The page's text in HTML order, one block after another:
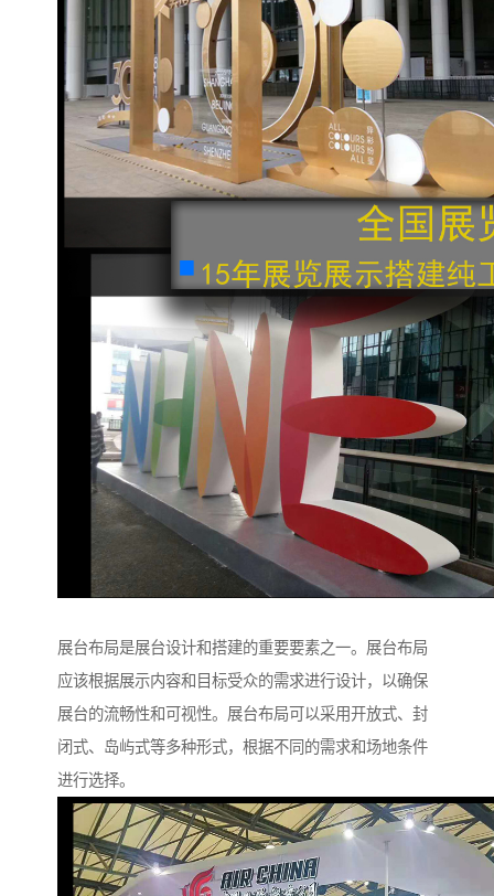
展台布局是展台设计和搭建的重要要素之一。展台布局
应该根据展示内容和目标受众的需求进行设计，以确保
展台的流畅性和可视性。展台布局可以采用开放式、封
闭式、岛屿式等多种形式，根据不同的需求和场地条件
进行选择。